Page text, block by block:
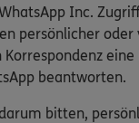
Inc.
persönlicher
beantworten.
bitten,